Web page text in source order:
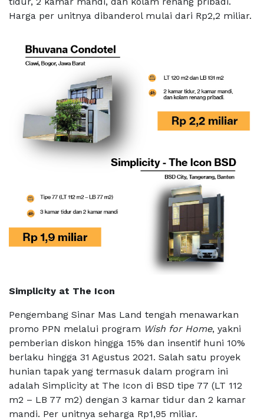
Harga per unitnya dibanderol mulai dari Rp2,2 miliar.
Simplicity at The Icon
Pengembang Sinar Mas Land tengah menawarkan
promo PPN melalui program Wish for Home, yakni
pemberian diskon hingga 15% dan insentif huni 10%
berlaku hingga 31 Agustus 2021. Salah satu proyek
hunian tapak yang termasuk dalam program ini
adalah Simplicity at The Icon di BSD tipe 77 (LT 112
m2 – LB 77 m2) dengan 3 kamar tidur dan 2 kamar
mandi. Per unitnya seharga Rp1,95 miliar.